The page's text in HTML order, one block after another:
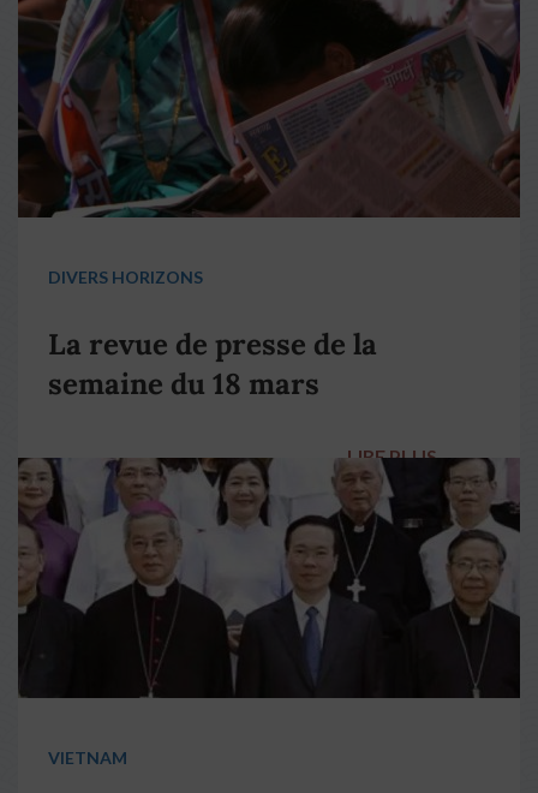
DIVERS HORIZONS
La revue de presse de la
semaine du 18 mars
LIRE PLUS →
VIETNAM